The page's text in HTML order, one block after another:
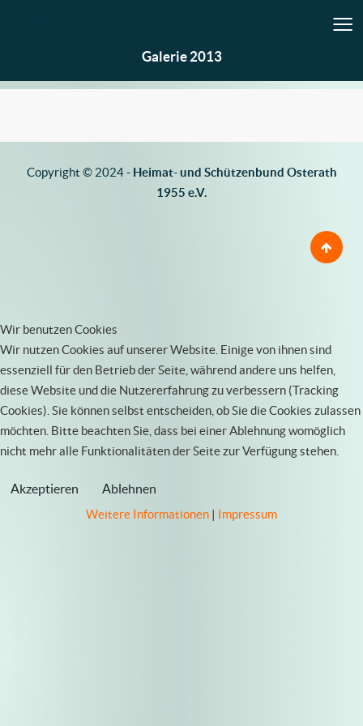
Galerie 2013
Copyright © 2024 - Heimat- und Schützenbund Osterath
1955 e.V.
Wir benutzen Cookies
Wir nutzen Cookies auf unserer Website. Einige von ihnen sind
essenziell für den Betrieb der Seite, während andere uns helfen,
diese Website und die Nutzererfahrung zu verbessern (Tracking
Cookies). Sie können selbst entscheiden, ob Sie die Cookies zulassen
möchten. Bitte beachten Sie, dass bei einer Ablehnung womöglich
nicht mehr alle Funktionalitäten der Seite zur Verfügung stehen.
Akzeptieren Ablehnen
Weitere Informationen | Impressum
≡